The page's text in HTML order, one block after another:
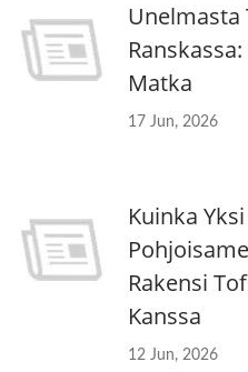
Unelmasta
Matka
17 Jun, 2026
Kuinka Yksi
Rakensi
Kanssa
12 Jun, 2026